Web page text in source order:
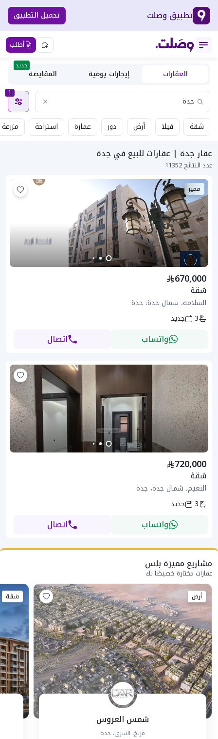
تطبيق وصلت تحميل التطبيق
أطلب
العقارات إيجارات يومية المقايضة
جديد
1
شقة فيلا أرض دور عمارة استراحة مزرعة
عقار جدة | عقارات للبيع في جدة
عدد النتائج 11352
مميز
670,000
شقة
السلامة، شمال جدة، جدة
3
جديد
واتساب اتصال
720,000
شقة
النعيم، شمال جدة، جدة
3
جديد
واتساب اتصال
مشاريع مميزة بلس
عقارات مختارة خصيصًا لك
أرض
شمس العروس
مريخ، الشرق، جدة
شقة